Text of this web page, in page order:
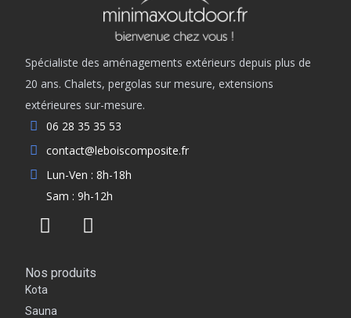
Spécialiste des aménagements extérieurs depuis plus de
20 ans. Chalets, pergolas sur mesure, extensions
extérieures sur-mesure.
06 28 35 35 53
contact@leboiscomposite.fr
Lun-Ven : 8h-18h
Sam : 9h-12h
Nos produits
Kota
Sauna